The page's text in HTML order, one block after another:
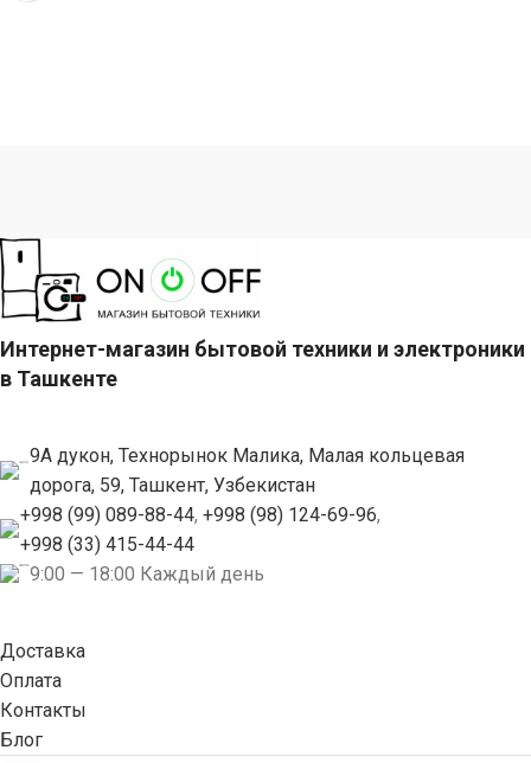
Интернет-магазин бытовой техники и электроники
в Ташкенте
9А дукон, Технорынок Малика, Малая кольцевая
дорога, 59, Ташкент, Узбекистан
+998 (99) 089-88-44, +998 (98) 124-69-96,
+998 (33) 415-44-44
9:00 — 18:00 Каждый день
Доставка
Оплата
Контакты
Блог